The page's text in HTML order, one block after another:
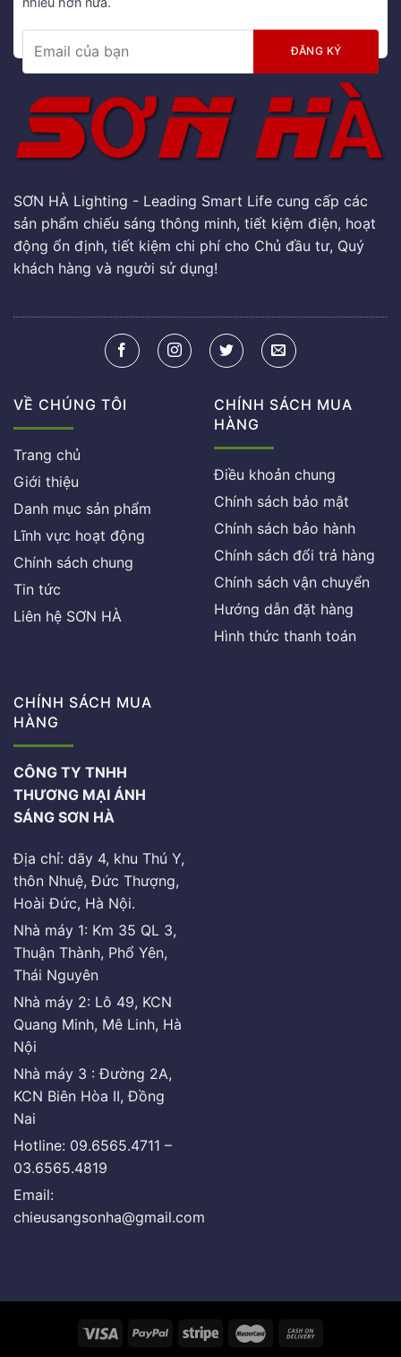
SƠN HÀ Lighting - Leading Smart Life cung cấp các
sản phẩm chiếu sáng thông minh, tiết kiệm điện, hoạt
động ổn định, tiết kiệm chi phí cho Chủ đầu tư, Quý
khách hàng và người sử dụng!
VỀ CHÚNG TÔI
Trang chủ
Giới thiệu
Danh mục sản phẩm
Lĩnh vực hoạt động
Chính sách chung
Tin tức
Liên hệ SƠN HÀ
CHÍNH SÁCH MUA
HÀNG
Điều khoản chung
Chính sách bảo mật
Chính sách bảo hành
Chính sách đổi trả hàng
Chính sách vận chuyển
Hướng dẫn đặt hàng
Hình thức thanh toán
CHÍNH SÁCH MUA
HÀNG
CÔNG TY TNHH
THƯƠNG MẠI ÁNH
SÁNG SƠN HÀ
Địa chỉ: dãy 4, khu Thú Y,
thôn Nhuệ, Đức Thượng,
Hoài Đức, Hà Nội.
Nhà máy 1: Km 35 QL 3,
Thuận Thành, Phổ Yên,
Thái Nguyên
Nhà máy 2: Lô 49, KCN
Quang Minh, Mê Linh, Hà
Nội
Nhà máy 3 : Đường 2A,
KCN Biên Hòa II, Đồng
Nai
Hotline: 09.6565.4711 –
03.6565.4819
Email:
chieusangsonha@gmail.com